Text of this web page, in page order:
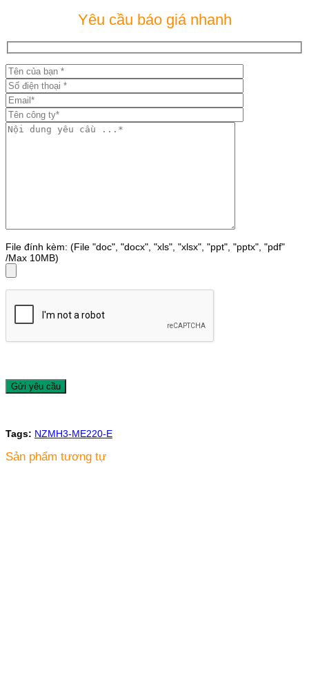
Yêu cầu báo giá nhanh
File đính kèm: (File "doc", "docx", "xls", "xlsx", "ppt", "pptx", "pdf"
/Max 10MB)
Tags: NZMH3-ME220-E
Sản phẩm tương tự